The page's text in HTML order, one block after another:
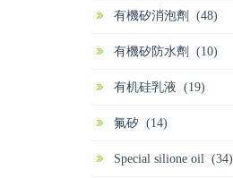
有機矽消泡劑 (48)
有機矽防水劑 (10)
有机硅乳液 (19)
氟矽 (14)
Special silione oil (34)